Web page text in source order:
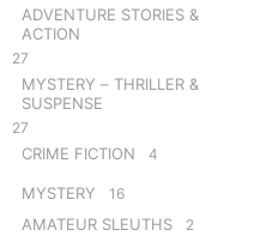
ADVENTURE STORIES &
ACTION
27
MYSTERY – THRILLER &
SUSPENSE
27
CRIME FICTION 4
MYSTERY 16
AMATEUR SLEUTHS 2